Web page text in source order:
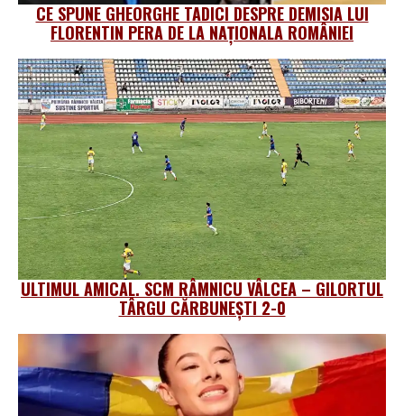
CE SPUNE GHEORGHE TADICI DESPRE DEMISIA LUI
FLORENTIN PERA DE LA NAȚIONALA ROMÂNIEI
ULTIMUL AMICAL. SCM RÂMNICU VÂLCEA – GILORTUL
TÂRGU CĂRBUNEȘTI 2-0